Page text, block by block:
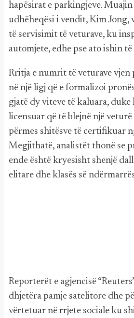
hapësirat e parkingjeve. Muajin
udhëheqësi i vendit, Kim Jong,
të servisimit të veturave, ku
automjete, edhe pse ato ishin
Rritja e numrit të veturave vjen
në një ligj që e formalizoi
gjatë dy viteve të kaluara, duke
licensuar që të blejnë një
përmes shitësve të certifikuar
Megjithatë, analistët thonë se
ende është kryesisht shenjë
elitare dhe klasës së
Reporterët e agjencisë
dhjetëra pamje satelitore dhe
vërtetuar në rrjete sociale ku